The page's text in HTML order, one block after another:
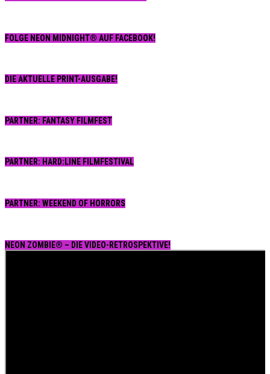
FOLGE NEON MIDNIGHT® AUF FACEBOOK!
DIE AKTUELLE PRINT-AUSGABE!
PARTNER: FANTASY FILMFEST
PARTNER: HARD:LINE FILMFESTIVAL
PARTNER: WEEKEND OF HORRORS
NEON ZOMBIE® – DIE VIDEO-RETROSPEKTIVE!